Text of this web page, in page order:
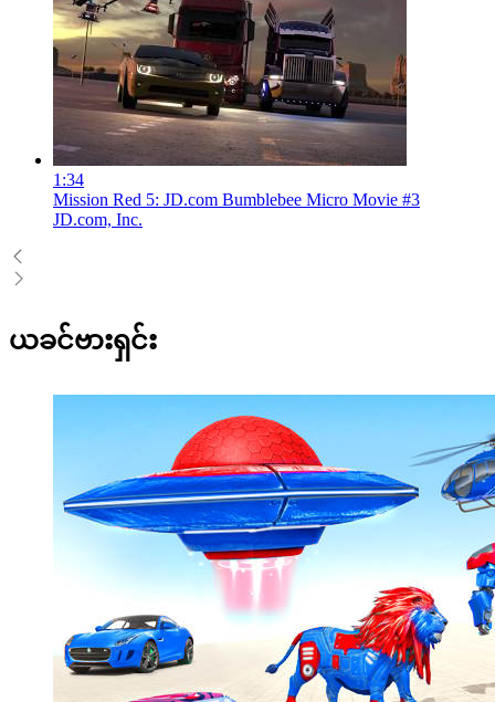
1:34
Mission Red 5: JD.com Bumblebee Micro Movie #3
JD.com, Inc.
ယခင်ဗားရှင်း